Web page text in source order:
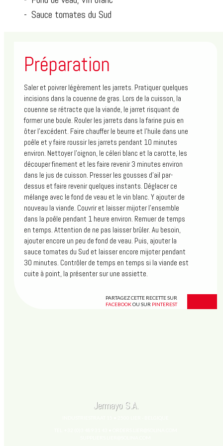
Sauce tomates du Sud
Préparation
Saler et poivrer légèrement les jarrets. Pratiquer quelques
incisions dans la couenne de gras. Lors de la cuisson, la
couenne se rétracte que la viande, le jarret risquant de
former une boule. Rouler les jarrets dans la farine puis en
ôter l’excédent. Faire chauffer le beurre et l'huile dans une
poêle et y faire roussir les jarrets pendant 10 minutes
environ. Nettoyer l'oignon, le céleri blanc et la carotte, les
découper finement et les faire revenir 3 minutes environ
dans le jus de cuisson. Presser les gousses d'ail par-
dessus et faire revenir quelques instants. Déglacer ce
mélange avec le fond de veau et le vin blanc. Y ajouter de
nouveau la viande. Couvrir et laisser mijoter l’ensemble
dans la poêle pendant 1 heure environ. Remuer de temps
en temps. Attention de ne pas laisser brûler. Au besoin,
ajouter encore un peu de fond de veau. Puis, ajouter la
sauce tomates du Sud et laisser encore mijoter pendant
30 minutes. Contrôler de temps en temps si la viande est
cuite à point, la présenter sur une assiette.
PARTAGEZ CETTE RECETTE SUR
FACEBOOKOU SUR PINTEREST
Jermayo S.A.
Microsoft Internet Explorer
Why should I upgrade?
Surfing the Web on an old browser can be a lot like running a
steam engine along the tracks of a bullet train--it may still work,
but it doesn't take advantage of the speed and security of the
new technology. A new, updated browser will crash less, load
your pages much faster and be more secure from virus and
malware attacks.
See you soon!